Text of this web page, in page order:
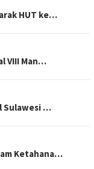
HUT ke…
VIII Man…
Sulawesi …
Ketahana…